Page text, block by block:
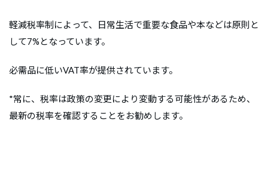
軽減税率制によって、日常生活で重要な食品や本などは原則と
して7%となっています。
必需品に低いVAT率が提供されています。
*常に、税率は政策の変更により変動する可能性があるため、
最新の税率を確認することをお勧めします。